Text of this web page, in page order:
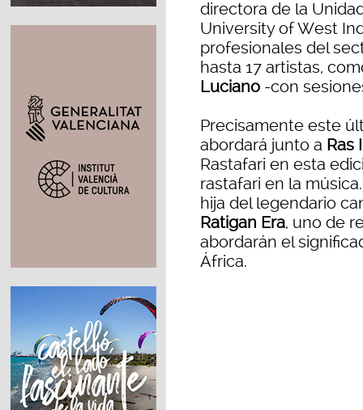
directora de la
University of West
profesionales del
hasta 17 artistas,
Luciano -con
Precisamente este
abordará junto a Ras
Rastafari en esta
rastafari en la
hija del legendario
Ratigan Era, uno de
abordarán el
África.